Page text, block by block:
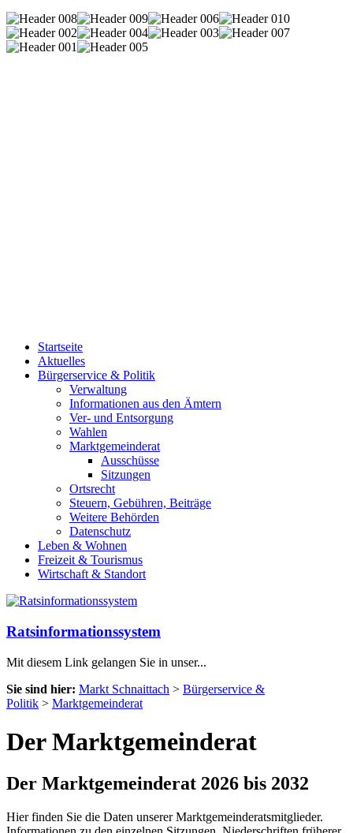
Startseite
Aktuelles
Bürgerservice & Politik
Verwaltung
Informationen aus den Ämtern
Ver- und Entsorgung
Wahlen
Marktgemeinderat
Ausschüsse
Sitzungen
Ortsrecht
Steuern, Gebühren, Beiträge
Weitere Behörden
Datenschutz
Leben & Wohnen
Freizeit & Tourismus
Wirtschaft & Standort
Ratsinformationssystem
Mit diesem Link gelangen Sie in unser...
Sie sind hier: Markt Schnaittach > Bürgerservice &
Politik > Marktgemeinderat
Der Marktgemeinderat
Der Marktgemeinderat 2026 bis 2032
Hier finden Sie die Daten unserer Marktgemeinderatsmitglieder.